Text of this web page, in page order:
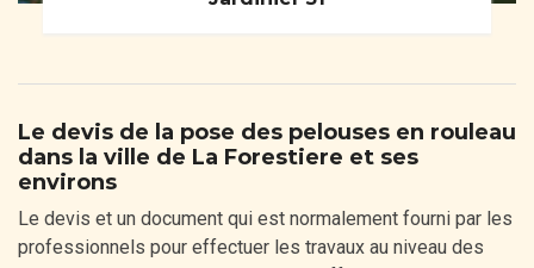
Le devis de la pose des pelouses en rouleau
dans la ville de La Forestiere et ses
environs
Le devis et un document qui est normalement fourni par les
professionnels pour effectuer les travaux au niveau des